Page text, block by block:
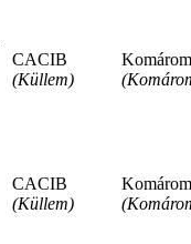
CACIB
(Küllem)
Komárom
CACIB
(Küllem)
Komárom